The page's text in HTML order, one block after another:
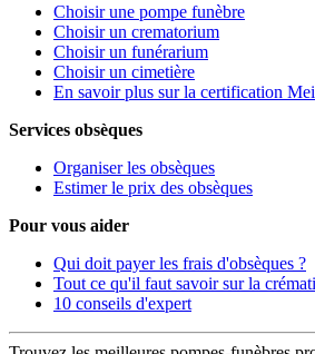
Choisir une pompe funèbre
Choisir un crematorium
Choisir un funérarium
Choisir un cimetière
En savoir plus sur la certification
Services obsèques
Organiser les obsèques
Estimer le prix des obsèques
Pour vous aider
Qui doit payer les frais d'obsèques ?
Tout ce qu'il faut savoir sur la
10 conseils d'expert